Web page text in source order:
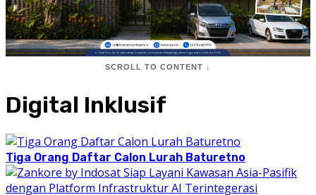
SCROLL TO CONTENT ↓
Digital Inklusif
Tiga Orang Daftar Calon Lurah Baturetno